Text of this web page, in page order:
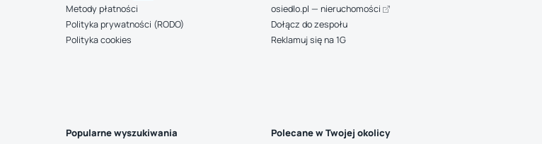
Metody płatności
Polityka prywatności (RODO)
Polityka cookies
osiedlo.pl — nieruchomości
Dołącz do zespołu
Reklamuj się na 1G
Popularne wyszukiwania Polecane w Twojej okolicy